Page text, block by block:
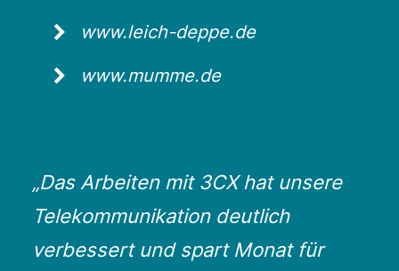
www.leich-deppe.de
www.mumme.de
„Das Arbeiten mit 3CX hat unsere
Telekommunikation deutlich
verbessert und spart Monat für